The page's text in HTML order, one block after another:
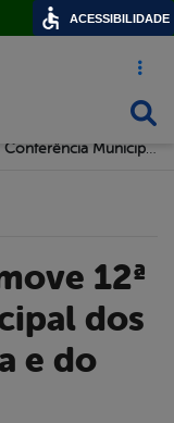
Acesso
dos
e do
ACESSIBILIDADE